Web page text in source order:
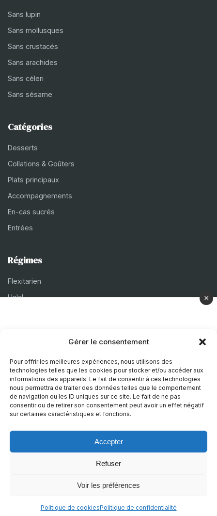
Gérer le consentement
Pour offrir les meilleures expériences, nous utilisons des
technologies telles que les cookies pour stocker et/ou accéder aux
informations des appareils. Le fait de consentir à ces technologies
nous permettra de traiter des données telles que le comportement
de navigation ou les ID uniques sur ce site. Le fait de ne pas
consentir ou de retirer son consentement peut avoir un effet négatif
sur certaines caractéristiques et fonctions.
Accepter
Refuser
Voir les préférences
Politique de cookiesPolitique de confidentialité
Sans lupin
Sans mollusques
Sans crustacés
Sans arachides
Sans céleri
Sans sésame
Catégories
Desserts
Collations & Goûters
Plats principaux
Accompagnements
En-cas sucrés
Entrées
Régimes
Flexitarien
Halal
À propos
Mentions légales
Politique de confidentialité
Politique de cookies
×